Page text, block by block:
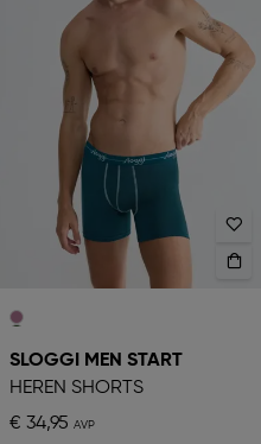
SLOGGI MEN START
HEREN SHORTS
€ 34,95